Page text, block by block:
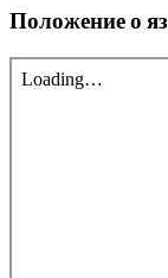
Положение о